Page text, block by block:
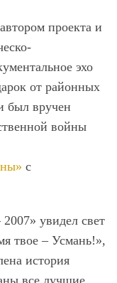
проекта и
эхо
от районных
был вручен
войны
с
увидел свет
твое – Усмань!»,
история
все лучшие